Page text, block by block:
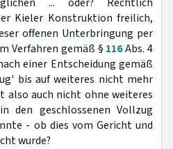
Kieler Konstruktion freilich,
offenen Unterbringung per
Verfahren gemäß § 116Abs. 4
einer Entscheidung gemäß
bis auf weiteres nicht mehr
also auch nicht ohne weiteres
den geschlossenen Vollzug
- ob dies vom Gericht und
wurde?